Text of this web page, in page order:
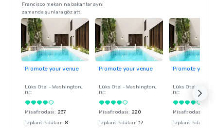
Francisco mekanına bakanlar aynı
zamanda şunlara göz attı
Promote your venue
Lüks Otel - Washington,
DC
Misafir odası: 237
Toplantı odaları: 8
Promote your venue
Lüks Otel - Washington,
DC
Misafir odası: 220
Toplantı odaları: 17
Promote your
Lüks Otel -
DC
Misafir odası
Toplantı odaları